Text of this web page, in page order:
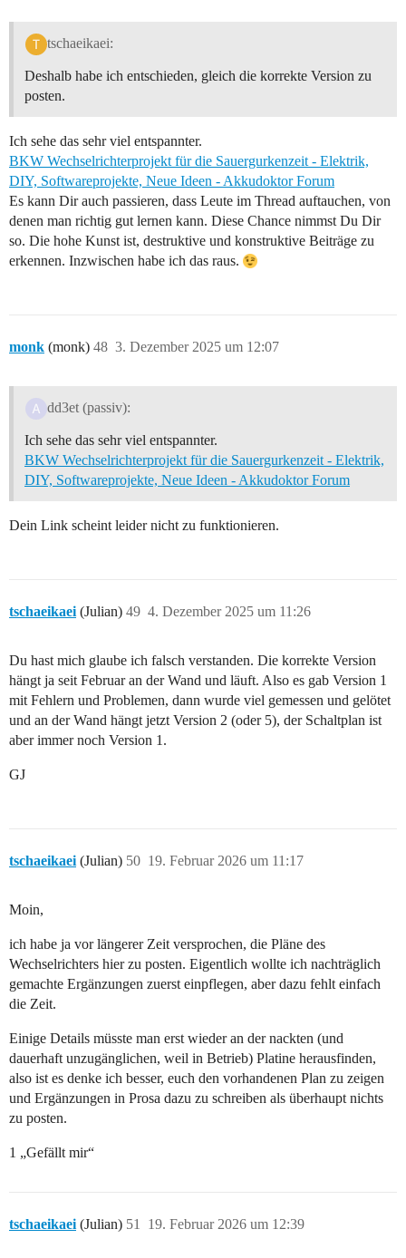
tschaeikaei:
Deshalb habe ich entschieden, gleich die korrekte Version zu
posten.
Ich sehe das sehr viel entspannter.
BKW Wechselrichterprojekt für die Sauergurkenzeit - Elektrik,
DIY, Softwareprojekte, Neue Ideen - Akkudoktor Forum
Es kann Dir auch passieren, dass Leute im Thread auftauchen, von
denen man richtig gut lernen kann. Diese Chance nimmst Du Dir
so. Die hohe Kunst ist, destruktive und konstruktive Beiträge zu
erkennen. Inzwischen habe ich das raus.
monk (monk) 3. Dezember 2025 um 12:07
48
dd3et (passiv):
Ich sehe das sehr viel entspannter.
BKW Wechselrichterprojekt für die Sauergurkenzeit - Elektrik,
DIY, Softwareprojekte, Neue Ideen - Akkudoktor Forum
Dein Link scheint leider nicht zu funktionieren.
tschaeikaei (Julian) 4. Dezember 2025 um 11:26
49
Du hast mich glaube ich falsch verstanden. Die korrekte Version
hängt ja seit Februar an der Wand und läuft. Also es gab Version 1
mit Fehlern und Problemen, dann wurde viel gemessen und gelötet
und an der Wand hängt jetzt Version 2 (oder 5), der Schaltplan ist
aber immer noch Version 1.
GJ
tschaeikaei (Julian) 19. Februar 2026 um 11:17
50
Moin,
ich habe ja vor längerer Zeit versprochen, die Pläne des
Wechselrichters hier zu posten. Eigentlich wollte ich nachträglich
gemachte Ergänzungen zuerst einpflegen, aber dazu fehlt einfach
die Zeit.
Einige Details müsste man erst wieder an der nackten (und
dauerhaft unzugänglichen, weil in Betrieb) Platine herausfinden,
also ist es denke ich besser, euch den vorhandenen Plan zu zeigen
und Ergänzungen in Prosa dazu zu schreiben als überhaupt nichts
zu posten.
1 „Gefällt mir“
tschaeikaei (Julian) 19. Februar 2026 um 12:39
51